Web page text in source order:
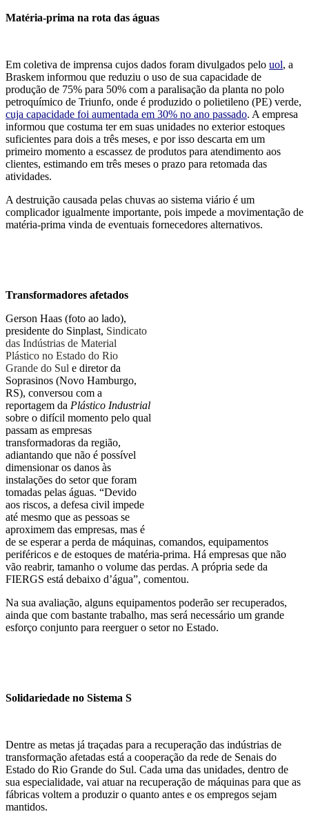
Matéria-prima na rota das águas
Em coletiva de imprensa cujos dados foram divulgados pelo uol, a
Braskem informou que reduziu o uso de sua capacidade de
produção de 75% para 50% com a paralisação da planta no polo
petroquímico de Triunfo, onde é produzido o polietileno (PE) verde,
cuja capacidade foi aumentada em 30% no ano passado. A empresa
informou que costuma ter em suas unidades no exterior estoques
suficientes para dois a três meses, e por isso descarta em um
primeiro momento a escassez de produtos para atendimento aos
clientes, estimando em três meses o prazo para retomada das
atividades.
A destruição causada pelas chuvas ao sistema viário é um
complicador igualmente importante, pois impede a movimentação de
matéria-prima vinda de eventuais fornecedores alternativos.
Transformadores afetados
Gerson Haas (foto ao lado),
presidente do Sinplast, Sindicato
das Indústrias de Material
Plástico no Estado do Rio
Grande do Sul e diretor da
Soprasinos (Novo Hamburgo,
RS), conversou com a
reportagem da Plástico Industrial
sobre o difícil momento pelo qual
passam as empresas
transformadoras da região,
adiantando que não é possível
dimensionar os danos às
instalações do setor que foram
tomadas pelas águas. “Devido
aos riscos, a defesa civil impede
até mesmo que as pessoas se
aproximem das empresas, mas é
de se esperar a perda de máquinas, comandos, equipamentos
periféricos e de estoques de matéria-prima. Há empresas que não
vão reabrir, tamanho o volume das perdas. A própria sede da
FIERGS está debaixo d’água”, comentou.
Na sua avaliação, alguns equipamentos poderão ser recuperados,
ainda que com bastante trabalho, mas será necessário um grande
esforço conjunto para reerguer o setor no Estado.
Solidariedade no Sistema S
Dentre as metas já traçadas para a recuperação das indústrias de
transformação afetadas está a cooperação da rede de Senais do
Estado do Rio Grande do Sul. Cada uma das unidades, dentro de
sua especialidade, vai atuar na recuperação de máquinas para que as
fábricas voltem a produzir o quanto antes e os empregos sejam
mantidos.